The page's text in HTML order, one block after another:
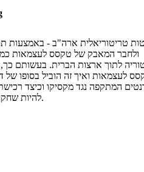
טריטוריאלית ארה"ב - באמצעות
ולחבר המאבק של טקסס לעצמאות
לתוך ארצות הברית. בעשותם כך,
לעצמאות ואיך זה הוביל בסופו של
המתקפה נגד מקסיקו וכיצד
להיות שחקן מרכזי בדיון על הארכת העבדות.